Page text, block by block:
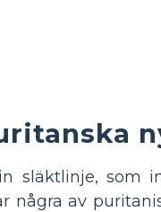
släktlinje, som
några av